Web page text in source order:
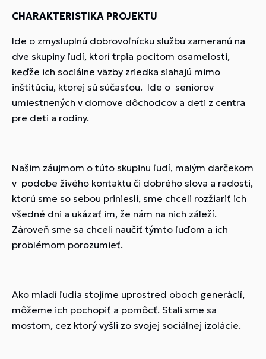
CHARAKTERISTIKA PROJEKTU
Ide o zmysluplnú dobrovoľnícku službu zameranú na
dve skupiny ľudí, ktorí trpia pocitom osamelosti,
keďže ich sociálne väzby zriedka siahajú mimo
inštitúciu, ktorej sú súčasťou. Ide o seniorov
umiestnených v domove dôchodcov a deti z centra
pre deti a rodiny.
Našim záujmom o túto skupinu ľudí, malým darčekom
v podobe živého kontaktu či dobrého slova a radosti,
ktorú sme so sebou priniesli, sme chceli rozžiariť ich
všedné dni a ukázať im, že nám na nich záleží.
Zároveň sme sa chceli naučiť týmto ľuďom a ich
problémom porozumieť.
Ako mladí ľudia stojíme uprostred oboch generácií,
môžeme ich pochopiť a pomôcť. Stali sme sa
mostom, cez ktorý vyšli zo svojej sociálnej izolácie.